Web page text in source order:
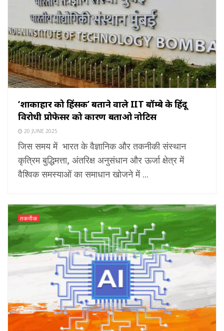
‘शाकाहार को हिंसक’ बताने वाले IIT बॉम्बे के हिंदू
विरोधी प्रोफेसर को कारण बताओ नोटिस
20 JUNE 2025
जिस समय में भारत के वैज्ञानिक और तकनीकी संस्थान
कृत्रिम बुद्धिमत्ता, अंतरिक्ष अनुसंधान और ऊर्जा क्षेत्र में
वैश्विक समस्याओं का समाधान खोजने में ...
तकनीक